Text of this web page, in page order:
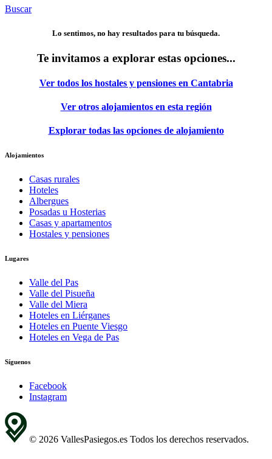
Buscar
Lo sentimos, no hay resultados para tu búsqueda.
Te invitamos a explorar estas opciones...
Ver todos los hostales y pensiones en Cantabria
Ver otros alojamientos en esta región
Explorar todas las opciones de alojamiento
Alojamientos
Casas rurales
Hoteles
Albergues
Posadas u Hosterias
Casas y apartamentos
Hostales y pensiones
Lugares
Valle del Pas
Valle del Pisueña
Valle del Miera
Hoteles en Liérganes
Hoteles en Puente Viesgo
Hoteles en Vega de Pas
Síguenos
Facebook
Instagram
© 2026 VallesPasiegos.es Todos los derechos reservados.